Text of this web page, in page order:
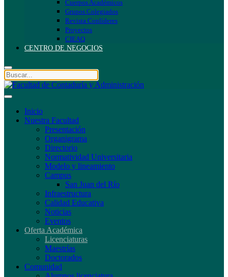
Cuerpos Académicos
Grupos Colegiados
Revista Conlíderes
Proyectos
CIEAQ
CENTRO DE NEGOCIOS
Inicio
Nuestra Facultad
Presentación
Organigrama
Directorio
Normatividad Universitaria
Modelo y lineamiento
Campus
San Juan del Río
Infraestructura
Calidad Educativa
Noticias
Eventos
Oferta Académica
Licenciaturas
Maestrías
Doctorados
Comunidad